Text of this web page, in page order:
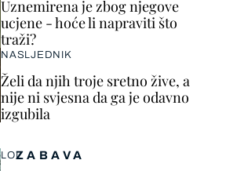
ZABAVA
LOL
Uznemirena je zbog njegove
ucjene - hoće li napraviti što
traži?
NASLJEDNIK
Želi da njih troje sretno žive, a
nije ni svjesna da ga je odavno
izgubila